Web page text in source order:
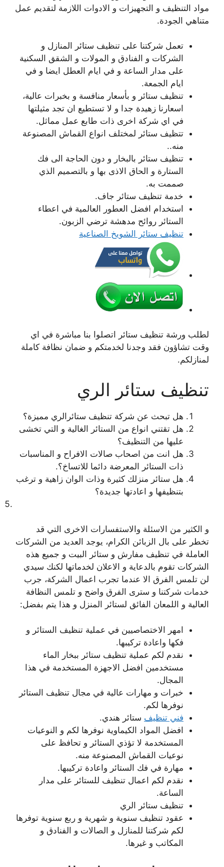
مواد التنظيف و التجهيزات و الادوات اللازمة لتقديم عمل
متناهي الجودة.
تعمل شركتنا على تنظيف ستائر المنازل و
الشركات و الفنادق و المولات و الشقق السكنية
على مدار الساعة و في ايام العطل ايضا و في
ايام الجمعة.
تنظيف ستائر و بأسعار منافسة و بخبرات عالية،
اسعارنا زهيدة جدا و لا تستطيع ان تجد مثيلتها
في اي شركة اخرى ذات طابع عمل مماثل.
تتظيف ستائر لمختلف انواع القماش المصنوعة
منه..
تنظيف ستائر بالبخار و دون الحاجة الى فك
الستارة و الحاق الاذى بها و بالتصميم الذي
صممت به.
خدمة تنظيف ستائر جاف.
استخدام افضل العطور العالمية في اعطاء
الستائر روائح مدهشة ترضي الزبون.
تنظيف ستائر الشويخ الصناعية
لطلب ورشة تنظيف ستائر اتصلوا بنا مباشرة في اي
وقت تشاؤون فقد وجدنا لخدمتكم و ضمان نظافة كاملة
لمنازلكم.
تنظيف ستائر الري
هل تبحث عن شركة تنظيف ستائرالري مميزة؟
هل تقتني انواع من الستائر الغالية و التي تخشى
عليها من التنظيف؟
هل انت من اصحاب صالات الافراح و المناسبات
ذات الستائر المعرضة دائما للاتساخ؟.
هل ستائر منزلك كثيرة وذات الوان زاهية و ترغب
بتنظيفها و اعادتها جديدة؟
و الكثير من الاسئلة والاستفسارات الاخرى التي قد
تخطر على بال الزبائن الكرام، يوجد العديد من الشركات
العاملة في تنظيف مفارش و ستائر البيت و جميع هذه
الشركات تقوم بالدعاية و الاعلان لخدماتها لكنك سيدي
لن تلمس الفرق الا عندما تجرب اعمال الشركة، جرب
خدمات شركتنا و سترى الفرق واضح و تلمس النظافة
العالية و اللمعان الفائق لستائر المنزل و هذا يتم بفضل:
امهر الاختصاصيين في عملية تنظيف الستائر و
فكها واعادة تركيبها.
نقدم لكم عملية تنظيف ستائر ببخار الماء
مستخدمين افضل الاجهزة المستخدمة في هذا
المجال.
خبرات و مهارات عالية في مجال تنظيف الستائر
نوفرها لكم.
فني تنظيف ستائر هندي.
افضل المواد الكيماوية نوفرها لكم و النوعيات
المستخدمة لا تؤذي الستائر و تحافظ على
نوعيات القماش المصنوعة منه.
مهارة في فك الستائر واعادة تركيبها.
نقدم لكم اعمال تنظيف للستائر على مدار
الساعة.
تنظيف ستائر الري
عقود تنظيف سنوية و شهرية و ربع سنوية توفرها
لكم شركتنا للمنازل و الصالات و الفنادق و
المكاتب و غيرها.